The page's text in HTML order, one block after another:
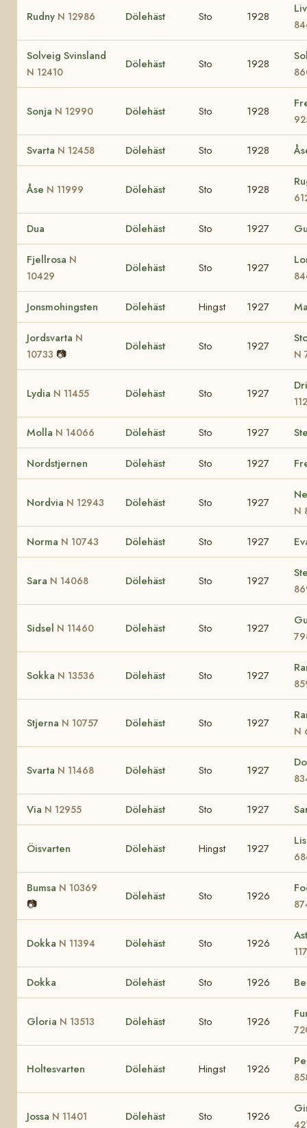
Rudny N 12986 Dölehäst Sto 1928
Solveig Svinsland
N 12410
Dölehäst Sto 1928
Sonja N 12990 Dölehäst Sto 1928
Svarta N 12458 Dölehäst Sto 1928
Åse N 11999 Dölehäst Sto 1928
Dua Dölehäst Sto 1927
Fjellrosa N
10429
Dölehäst Sto 1927
Jonsmohingsten Dölehäst Hingst 1927
Jordsvarta N
10733 📷
Dölehäst Sto 1927
N
Lydia N 11455 Dölehäst Sto 1927
Molla N 14066 Dölehäst Sto 1927
Nordstjernen Dölehäst Sto 1927
Nordvia N 12943 Dölehäst Sto 1927
N
Norma N 10743 Dölehäst Sto 1927
Sara N 14068 Dölehäst Sto 1927
Sidsel N 11460 Dölehäst Sto 1927
Sokka N 13536 Dölehäst Sto 1927
Stjerna N 10757 Dölehäst Sto 1927
N
Svarta N 11468 Dölehäst Sto 1927
Via N 12955 Dölehäst Sto 1927
Öisvarten Dölehäst Hingst 1927
Bumsa N 10369
📷
Dölehäst Sto 1926
Dokka N 11394 Dölehäst Sto 1926
Dokka Dölehäst Sto 1926
Gloria N 13513 Dölehäst Sto 1926
Holtesvarten Dölehäst Hingst 1926
Jossa N 11401 Dölehäst Sto 1926